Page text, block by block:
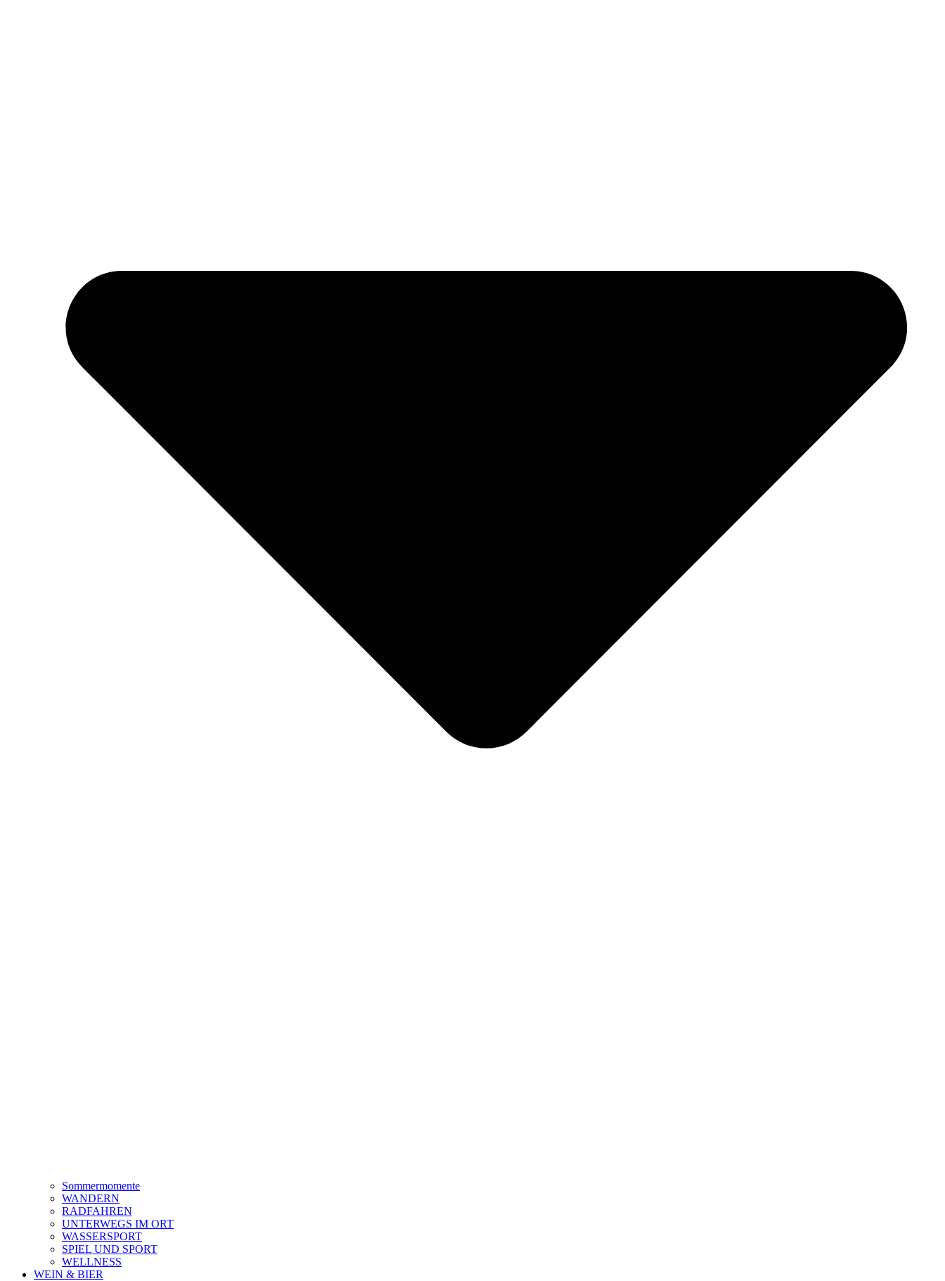
Sommermomente
WANDERN
RADFAHREN
UNTERWEGS IM ORT
WASSERSPORT
SPIEL UND SPORT
WELLNESS
WEIN & BIER